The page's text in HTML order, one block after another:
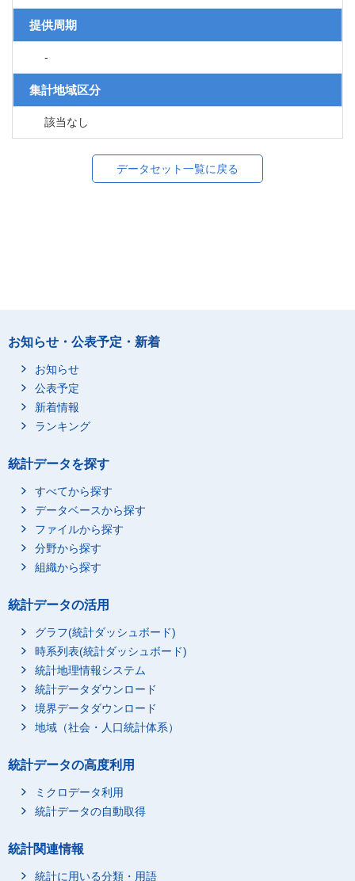
提供周期
-
集計地域区分
該当なし
データセット一覧に戻る
お知らせ・公表予定・新着
お知らせ
公表予定
新着情報
ランキング
統計データを探す
すべてから探す
データベースから探す
ファイルから探す
分野から探す
組織から探す
統計データの活用
グラフ(統計ダッシュボード)
時系列表(統計ダッシュボード)
統計地理情報システム
統計データダウンロード
境界データダウンロード
地域（社会・人口統計体系）
統計データの高度利用
ミクロデータ利用
統計データの自動取得
統計関連情報
統計に用いる分類・用語